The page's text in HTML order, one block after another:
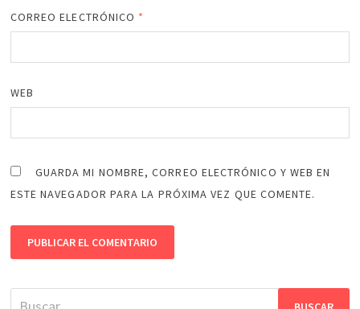
CORREO ELECTRÓNICO *
WEB
GUARDA MI NOMBRE, CORREO ELECTRÓNICO Y WEB EN
ESTE NAVEGADOR PARA LA PRÓXIMA VEZ QUE COMENTE.
Buscar: